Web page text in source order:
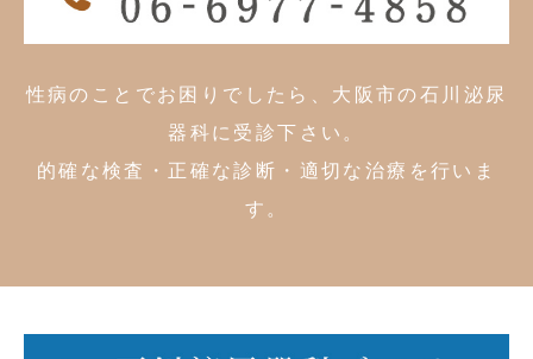
性病のことでお困りでしたら、大阪市の石川泌尿
器科に受診下さい。
的確な検査・正確な診断・適切な治療を行いま
す。